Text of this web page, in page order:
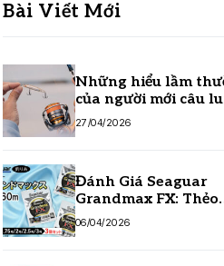
Bài Viết Mới
Những hiểu lầm
của người mới câu
27/04/2026
Đánh Giá Seaguar
Grandmax FX: Thẻo
Fluorocarbon Số 1
06/04/2026